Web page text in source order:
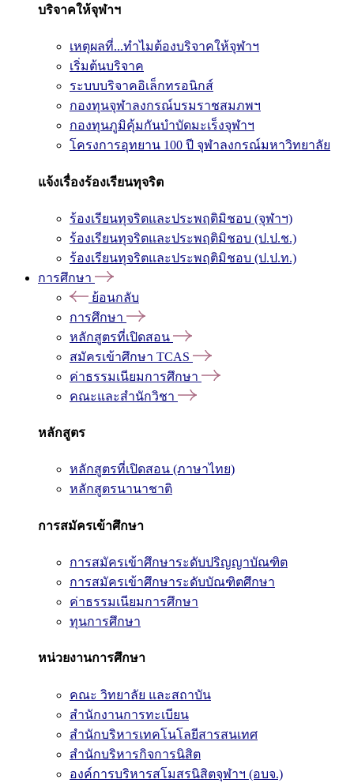
บริจาคให้จุฬาฯ
เหตุผลที่...ทำไมต้องบริจาคให้จุฬาฯ
เริ่มต้นบริจาค
ระบบบริจาคอิเล็กทรอนิกส์
กองทุนจุฬาลงกรณ์บรมราชสมภพฯ
กองทุนภูมิคุ้มกันบำบัดมะเร็งจุฬาฯ
โครงการอุทยาน 100 ปี จุฬาลงกรณ์มหาวิทยาลัย
แจ้งเรื่องร้องเรียนทุจริต
ร้องเรียนทุจริตและประพฤติมิชอบ (จุฬาฯ)
ร้องเรียนทุจริตและประพฤติมิชอบ (ป.ป.ช.)
ร้องเรียนทุจริตและประพฤติมิชอบ (ป.ป.ท.)
การศึกษา
ย้อนกลับ
การศึกษา
หลักสูตรที่เปิดสอน
สมัครเข้าศึกษา TCAS
ค่าธรรมเนียมการศึกษา
คณะและสำนักวิชา
หลักสูตร
หลักสูตรที่เปิดสอน (ภาษาไทย)
หลักสูตรนานาชาติ
การสมัครเข้าศึกษา
การสมัครเข้าศึกษาระดับปริญญาบัณฑิต
การสมัครเข้าศึกษาระดับบัณฑิตศึกษา
ค่าธรรมเนียมการศึกษา
ทุนการศึกษา
หน่วยงานการศึกษา
คณะ วิทยาลัย และสถาบัน
สำนักงานการทะเบียน
สำนักบริหารเทคโนโลยีสารสนเทศ
สำนักบริหารกิจการนิสิต
องค์การบริหารสโมสรนิสิตจุฬาฯ (อบจ.)